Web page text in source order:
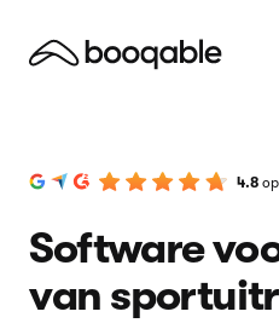
4.8
Software
van